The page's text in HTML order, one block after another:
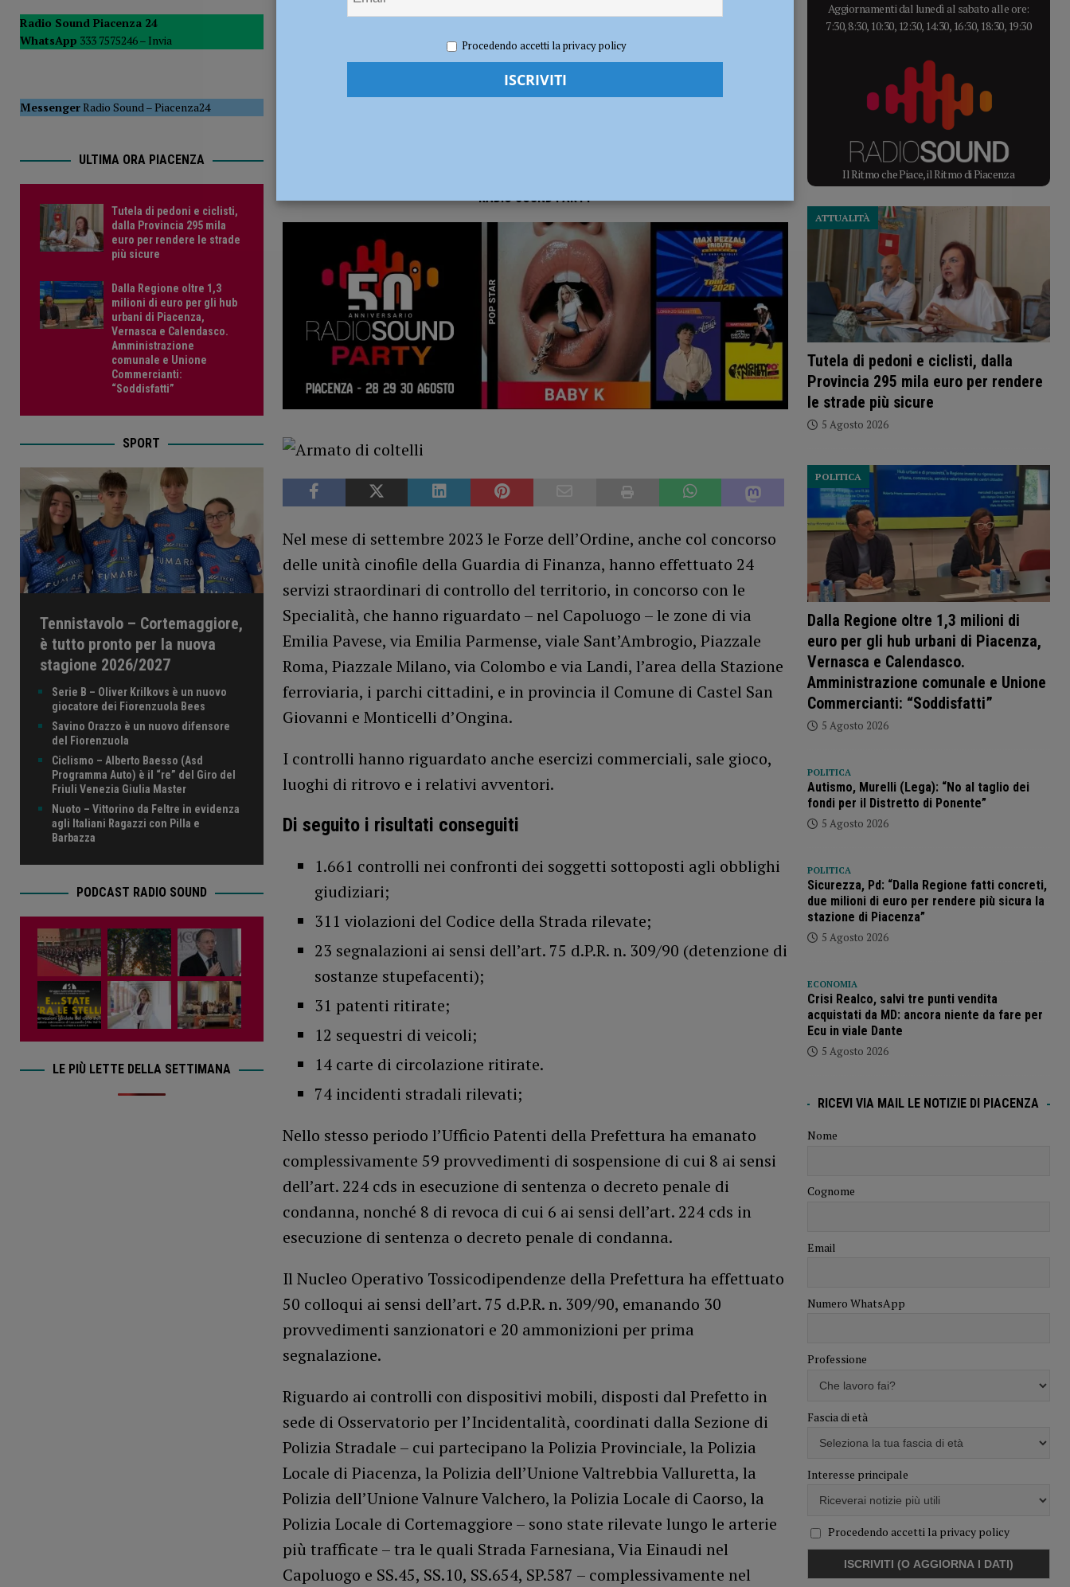
POLITICA
[ 5 Agosto 2026 ] Caldo estremo e asili nido, Tagliaferri (FdI): “Verificare subito la situazione nella provincia di Piacenza”
RADIO SOUND PARTY
Nel mese di settembre 2023 le Forze dell’Ordine, anche col concorso
delle unità cinofile della Guardia di Finanza, hanno effettuato 24
servizi straordinari di controllo del territorio, in concorso con le
Specialità, che hanno riguardato – nel Capoluogo – le zone di via
Emilia Pavese, via Emilia Parmense, viale Sant’Ambrogio, Piazzale
Roma, Piazzale Milano, via Colombo e via Landi, l’area della Stazione
ferroviaria, i parchi cittadini, e in provincia il Comune di Castel San
Giovanni e Monticelli d’Ongina.
I controlli hanno riguardato anche esercizi commerciali, sale gioco,
luoghi di ritrovo e i relativi avventori.
Di seguito i risultati conseguiti
1.661 controlli nei confronti dei soggetti sottoposti agli obblighi
giudiziari;
311 violazioni del Codice della Strada rilevate;
23 segnalazioni ai sensi dell’art. 75 d.P.R. n. 309/90 (detenzione di
sostanze stupefacenti);
31 patenti ritirate;
12 sequestri di veicoli;
14 carte di circolazione ritirate.
74 incidenti stradali rilevati;
Nello stesso periodo l’Ufficio Patenti della Prefettura ha emanato
complessivamente 59 provvedimenti di sospensione di cui 8 ai sensi
dell’art. 224 cds in esecuzione di sentenza o decreto penale di
condanna, nonché 8 di revoca di cui 6 ai sensi dell’art. 224 cds in
esecuzione di sentenza o decreto penale di condanna.
Il Nucleo Operativo Tossicodipendenze della Prefettura ha effettuato
50 colloqui ai sensi dell’art. 75 d.P.R. n. 309/90, emanando 30
provvedimenti sanzionatori e 20 ammonizioni per prima
segnalazione.
Riguardo ai controlli con dispositivi mobili, disposti dal Prefetto in
sede di Osservatorio per l’Incidentalità, coordinati dalla Sezione di
Polizia Stradale – cui partecipano la Polizia Provinciale, la Polizia
Locale di Piacenza, la Polizia dell’Unione Valtrebbia Valluretta, la
Polizia dell’Unione Valnure Valchero, la Polizia Locale di Caorso, la
Polizia Locale di Cortemaggiore – sono state rilevate lungo le arterie
più trafficate – tra le quali Strada Farnesiana, Via Einaudi nel
Capoluogo e SS.45, SS.10, SS.654, SP.587 – complessivamente nel
Radio Sound Piacenza 24
WhatsApp 333 7575246 – Invia
MessengerRadio Sound–Piacenza24
ULTIMA ORA PIACENZA
Tutela di pedoni e ciclisti,
dalla Provincia 295 mila
euro per rendere le strade
più sicure
Dalla Regione oltre 1,3
milioni di euro per gli hub
urbani di Piacenza,
Vernasca e Calendasco.
Amministrazione
comunale e Unione
Commercianti:
“Soddisfatti”
SPORT
Tennistavolo – Cortemaggiore,
è tutto pronto per la nuova
stagione 2026/2027
Serie B – Oliver Krilkovs è un nuovo
giocatore dei Fiorenzuola Bees
Savino Orazzo è un nuovo difensore
del Fiorenzuola
Ciclismo – Alberto Baesso (Asd
Programma Auto) è il “re” del Giro del
Friuli Venezia Giulia Master
Nuoto – Vittorino da Feltre in evidenza
agli Italiani Ragazzi con Pilla e
Barbazza
PODCAST RADIO SOUND
LE PIÙ LETTE DELLA SETTIMANA
Aggiornamenti dal lunedì al sabato alle ore:
7:30, 8:30, 10:30, 12:30, 14:30, 16:30, 18:30, 19:30
Il Ritmo che Piace, il Ritmo di Piacenza
Tutela di pedoni e ciclisti, dalla
Provincia 295 mila euro per rendere
le strade più sicure
ATTUALITÀ
5 Agosto 2026
Dalla Regione oltre 1,3 milioni di
euro per gli hub urbani di Piacenza,
Vernasca e Calendasco.
Amministrazione comunale e Unione
Commercianti: “Soddisfatti”
POLITICA
5 Agosto 2026
POLITICA
Autismo, Murelli (Lega): “No al taglio dei
fondi per il Distretto di Ponente”
5 Agosto 2026
POLITICA
Sicurezza, Pd: “Dalla Regione fatti concreti,
due milioni di euro per rendere più sicura la
stazione di Piacenza”
5 Agosto 2026
ECONOMIA
Crisi Realco, salvi tre punti vendita
acquistati da MD: ancora niente da fare per
Ecu in viale Dante
5 Agosto 2026
RICEVI VIA MAIL LE NOTIZIE DI PIACENZA
Nome
Cognome
Email
Numero WhatsApp
Professione
Fascia di età
Interesse principale
Procedendo accetti la privacy policy
Procedendo accetti la privacy policy